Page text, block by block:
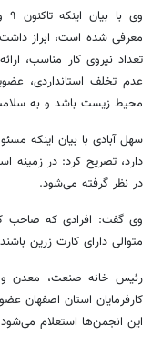
معرفی شده است، ابراز
تعداد نیروی کار مناسب،
عدم تخلف استانداردی،
محیط زیست باشد و به
سهل آبادی با بیان اینکه
دارد، تصریح کرد: در زمینه
در نظر گرفته می‌شود.
متوالی دارای کارت زرین
کارفرمایان استان اصفهان
این انجمن‌ها استعلام